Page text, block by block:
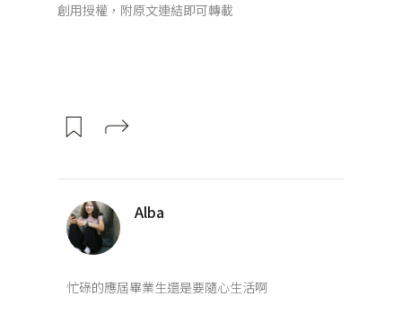
創用授權，附原文連結即可轉載
Alba
忙碌的應屆畢業生還是要隨心生活啊